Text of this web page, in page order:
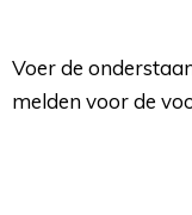
Voer de
melden voor de